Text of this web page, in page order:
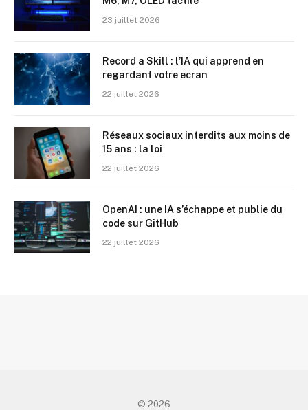
23 juillet 2026
Record a Skill : l’IA qui apprend en
regardant votre ecran
22 juillet 2026
Réseaux sociaux interdits aux moins de
15 ans : la loi
22 juillet 2026
OpenAI : une IA s’échappe et publie du
code sur GitHub
22 juillet 2026
© 2026